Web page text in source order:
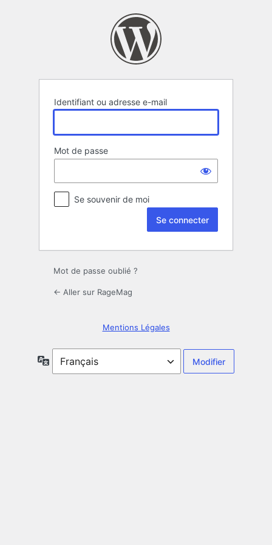
Identifiant ou adresse e-mail
Mot de passe
Se souvenir de moi
Mot de passe oublié ?
← Aller sur RageMag
Mentions Légales
Langue